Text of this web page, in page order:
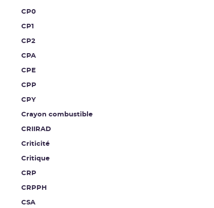
CP0
CP1
CP2
CPA
CPE
CPP
CPY
Crayon combustible
CRIIRAD
Criticité
Critique
CRP
CRPPH
CSA